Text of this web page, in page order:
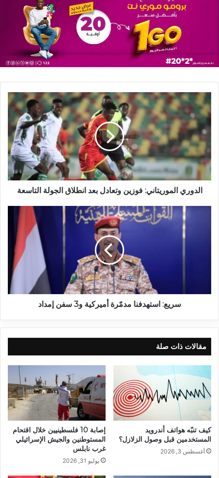
الدوري الموريتاني: فوزين وتعادل بعد انطلاق الجولة التاسعة
سريع: استهدفنا مدمّرة أميركية و3 سفن إمداد
مقالات ذات صلة
كيف تنبّه هواتف أندرويد
المستخدمين قبل وصول الزلازل؟
أغسطس 3, 2026
إصابة 10 فلسطينيين خلال اقتحام
المستوطنين والجيش الإسرائيلي
غرب نابلس
يوليو 31, 2026